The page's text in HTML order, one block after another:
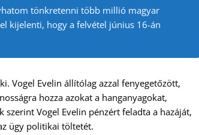
tönkretenni több millió magyar
kijelenti, hogy a felvétel június 16-án
Vogel Evelin állítólag azzal fenyegetőzött,
hozza azokat a hanganyagokat,
Vogel Evelin pénzért feladta a hazáját,
ügy politikai töltetét.